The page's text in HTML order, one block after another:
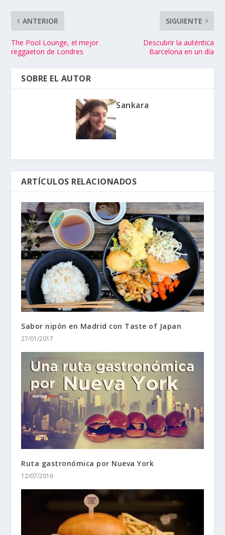
ANTERIOR
The Pool Lounge, el mejor
reggaeton de Londres
SIGUIENTE
Descubrir la auténtica
Barcelona en un día
SOBRE EL AUTOR
Sankara
ARTÍCULOS RELACIONADOS
Sabor nipón en Madrid con Taste of Japan
27/01/2017
Ruta gastronómica por Nueva York
12/07/2016